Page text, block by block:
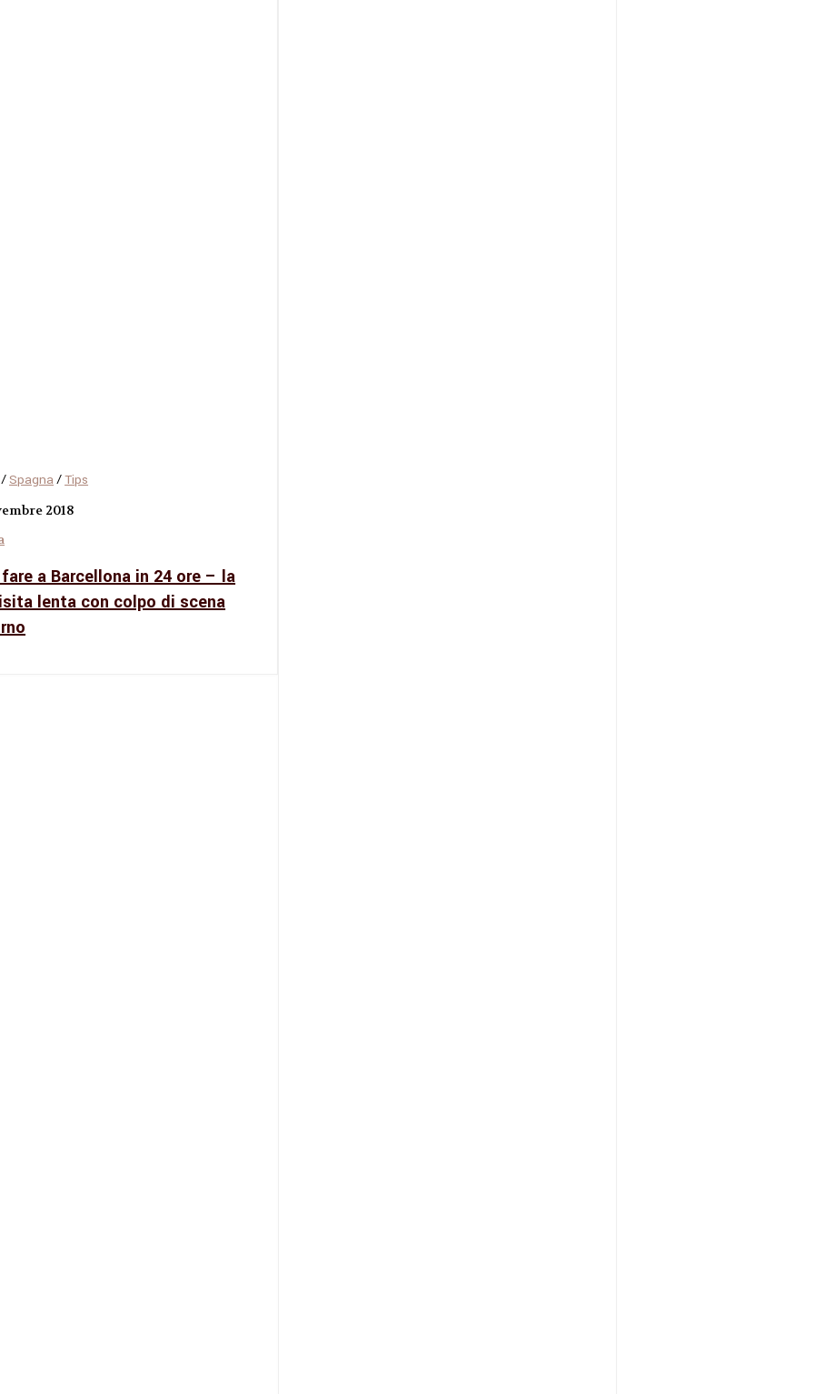
/ Spagna /Tips
2018
a Barcellona in 24 ore – la
lenta con colpo di scena